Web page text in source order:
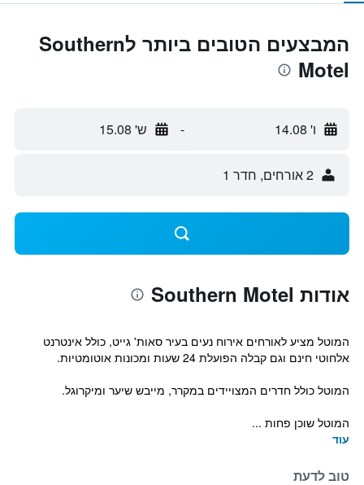
המבצעים הטובים ביותר לSouthern
Motel
ו' 14.08 - ש' 15.08
2 אורחים, חדר 1
אודות Southern Motel
המוטל מציע לאורחים אירוח נעים בעיר סאות' גייט, כולל אינטרנט
אלחוטי חינם וגם קבלה הפועלת 24 שעות ומכונות אוטומטיות.
המוטל כולל חדרים המצויידים במקרר, מייבש שיער ומיקרוגל.
המוטל שוכן פחות ...
עוד
טוב לדעת